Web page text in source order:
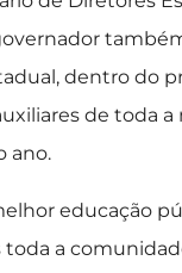
dentro do
de toda
ano.
educação
a